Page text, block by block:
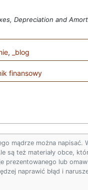
Depreciation and
, _blog
finansowy
mądrze można
są też materiały obce,
prezentowanego lub
naprawić błąd i